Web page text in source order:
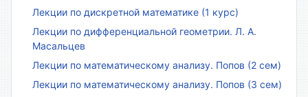
Лекции по дискретной математике (1 курс)
Лекции по дифференциальной геометрии. Л. А.
Масальцев
Лекции по математическому анализу. Попов (2 сем)
Лекции по математическому анализу. Попов (3 сем)